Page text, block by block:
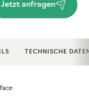
Jetzt anfragen
TECHNISCHE